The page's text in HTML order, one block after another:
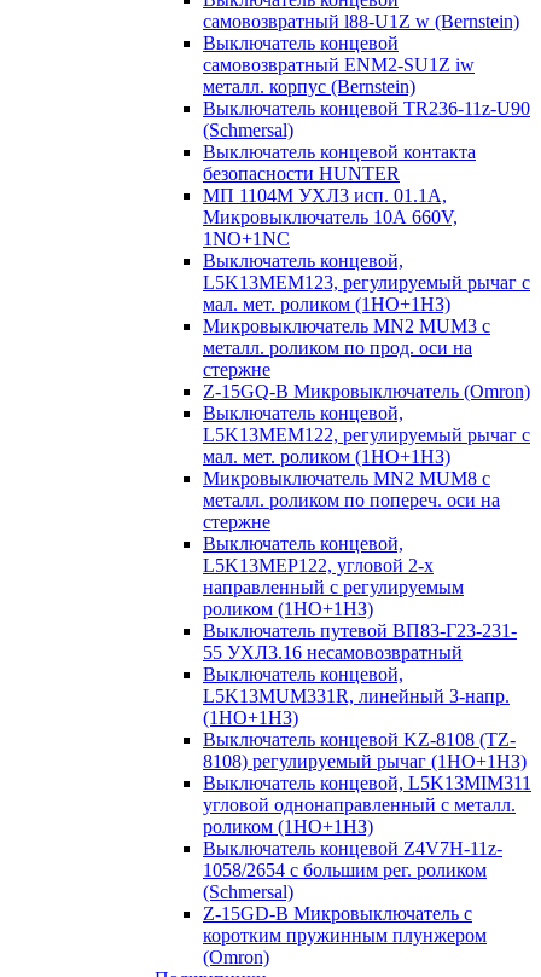
самовозвратный l88-U1Z w (Bernstein)
Выключатель концевой
самовозвратный ENM2-SU1Z iw
металл. корпус (Bernstein)
Выключатель концевой TR236-11z-U90
(Schmersal)
Выключатель концевой контакта
безопасности HUNTER
МП 1104М УХЛ3 исп. 01.1А,
Микровыключатель 10А 660V,
1NO+1NC
Выключатель концевой,
L5K13MEM123, регулируемый рычаг с
мал. мет. роликом (1НО+1НЗ)
Микровыключатель MN2 MUM3 с
металл. роликом по прод. оси на
стержне
Z-15GQ-B Микровыключатель (Omron)
Выключатель концевой,
L5K13MEM122, регулируемый рычаг с
мал. мет. роликом (1НО+1НЗ)
Микровыключатель MN2 MUM8 с
металл. роликом по попереч. оси на
стержне
Выключатель концевой,
L5K13MEP122, угловой 2-х
направленный с регулируемым
роликом (1НО+1НЗ)
Выключатель путевой ВП83-Г23-231-
55 УХЛ3.16 несамовозвратный
Выключатель концевой,
L5K13MUM331R, линейный 3-напр.
(1НО+1НЗ)
Выключатель концевой KZ-8108 (TZ-
8108) регулируемый рычаг (1НО+1НЗ)
Выключатель концевой, L5K13MIM311
угловой однонаправленный с металл.
роликом (1НО+1НЗ)
Выключатель концевой Z4V7H-11z-
1058/2654 с большим рег. роликом
(Schmersal)
Z-15GD-B Микровыключатель с
коротким пружинным плунжером
(Omron)